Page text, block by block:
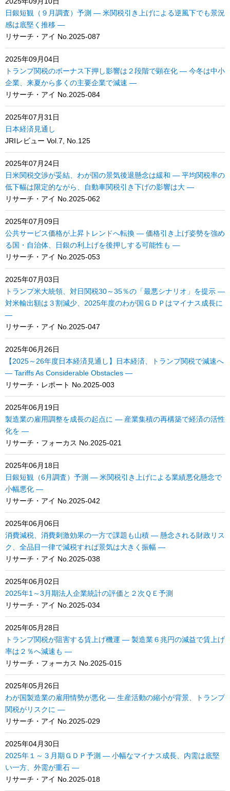
日銀短観（９月調査）予測 ― 米関税引き上げによる逆風下でも景況
感は底堅く推移 ―
リサーチ・アイ No.2025-087
2025年09月04日
トランプ関税のボーナス下押し影響は２段階で顕在化 ― 今冬は中小
企業、来夏から多くの主要企業で減速 ―
リサーチ・アイ No.2025-084
2025年07月31日
日本経済見通し
JRIレビュー Vol.7, No.125
2025年07月24日
日米関税交渉が妥結、わが国の景気後退懸念は緩和 ― 平均関税率の
低下幅は限定的ながら、自動車関税引き下げの影響は大 ―
リサーチ・アイ No.2025-062
2025年07月09日
公共サービス価格が上昇トレンドへ転換 ― 価格引き上げ姿勢を強め
る国・自治体、日銀の利上げを後押しする可能性も ―
リサーチ・アイ No.2025-053
2025年07月03日
トランプ米大統領、対日関税30～35％の「最悪シナリオ」を提示 ―
対米輸出額は３割減少、2025年度のわが国ＧＤＰはマイナス成長に
―
リサーチ・アイ No.2025-047
2025年06月26日
【2025～26年度日本経済見通し】日本経済、トランプ関税で減速へ
― Tariffs As Considerable Obstacles ―
リサーチ・レポート No.2025-003
2025年06月19日
製造業の雇用調整を成長の起点に ― 産業集積の再構築で経済の活性
化を ―
リサーチ・フォーカス No.2025-021
2025年06月18日
日銀短観（6月調査）予測 ― 米関税引き上げによる業績悪化懸念で
小幅悪化 ―
リサーチ・アイ No.2025-042
2025年06月06日
消費減税、消費刺激効果の一方で課題も山積 ― 懸念される財政リス
ク、全品目一律で減税すれば景気は大きく振幅 ―
リサーチ・アイ No.2025-038
2025年06月02日
2025年1～3月期法人企業統計の評価と２次ＱＥ予測
リサーチ・アイ No.2025-034
2025年05月28日
トランプ関税が阻害する賃上げ機運 ― 製造業６兆円の減益で賃上げ
率は２％へ減速も ―
リサーチ・フォーカス No.2025-015
2025年05月26日
わが国製造業の雇用情勢が悪化 ― 生産活動の縮小が背景、トランプ
関税がリスクに ―
リサーチ・アイ No.2025-029
2025年04月30日
2025年１～３月期ＧＤＰ予測 ― 小幅なマイナス成長、内需は底堅
い一方、外需が重石 ―
リサーチ・アイ No.2025-018